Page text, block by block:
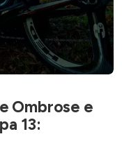
Ombrose e
13: